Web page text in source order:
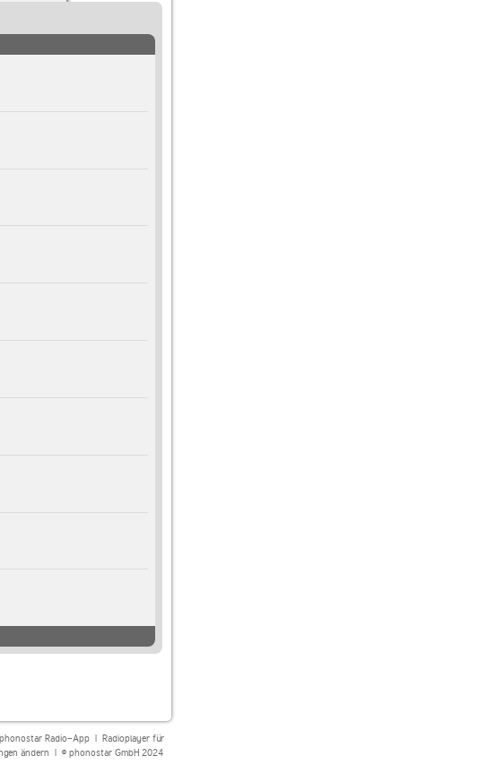
Radio-App| Radioplayer für
ändern | © phonostar GmbH 2024